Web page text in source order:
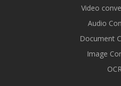
Video
Audio
Document
Image